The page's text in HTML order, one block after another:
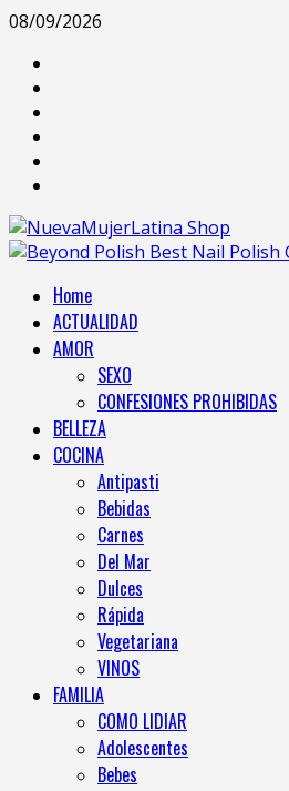
08/09/2026
Home
ACTUALIDAD
AMOR
SEXO
CONFESIONES PROHIBIDAS
BELLEZA
COCINA
Antipasti
Bebidas
Carnes
Del Mar
Dulces
Rápida
Vegetariana
VINOS
FAMILIA
COMO LIDIAR
Adolescentes
Bebes